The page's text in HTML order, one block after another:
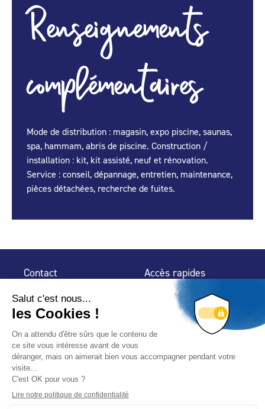
Renseignements
complémentaires
Mode de distribution : magasin, expo piscine, saunas,
spa, hammam, abris de piscine. Construction /
installation : kit, kit assisté, neuf et rénovation.
Service : conseil, dépannage, entretien, maintenance,
pièces détachées, recherche de fuites.
Contact
32 rue de Mogador
75 009 Paris
Accès rapides
Espace Presse
Trouver un
professionnel
Nous suivre